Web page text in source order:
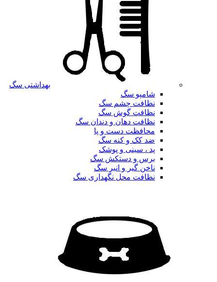
بهداشتی سگ
شامپو سگ
نظافت چشم سگ
نظافت گوش سگ
نظافت دهان و دندان سگ
محافظت دست و پا
ضد کک و کنه سگ
پد ، سینی و پوشک
برس و دستکش سگ
ناخن گیر و انبر سگ
نظافت محل نگهداری سگ